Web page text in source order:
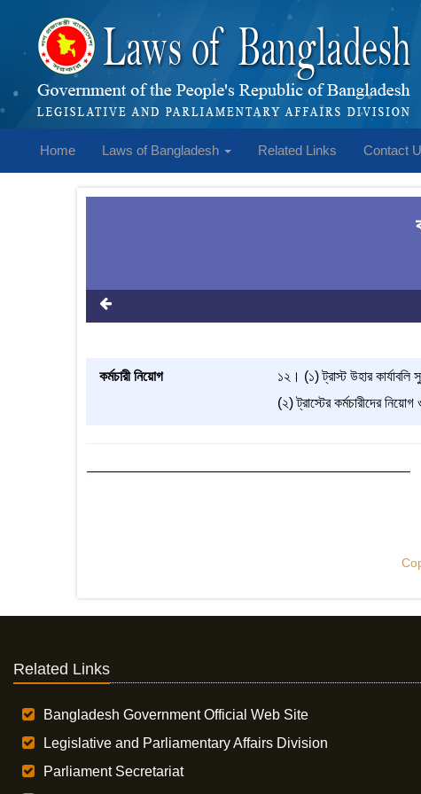
Home Laws of Bangladesh Related Links Contact
কর্মচারী নিয়োগ
১২। (১) ট্রাস্ট উহার কার্যাবলি
(২) ট্রাস্টের কর্মচারীদের নিয়োগ
Related Links
Bangladesh Government Official Web Site
Legislative and Parliamentary Affairs Division
Parliament Secretariat